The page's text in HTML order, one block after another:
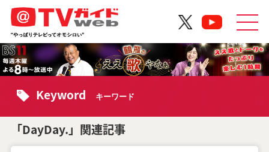
Keyword キーワード
「DayDay.」関連記事